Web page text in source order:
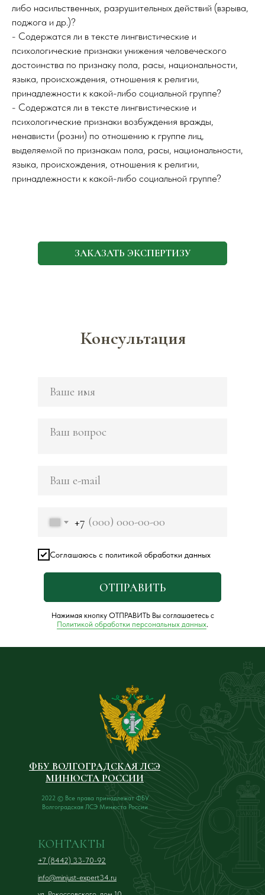
либо насильственных, разрушительных действий (взрыва,
поджога и др.)?
- Содержатся ли в тексте лингвистические и
психологические признаки унижения человеческого
достоинства по признаку пола, расы, национальности,
языка, происхождения, отношения к религии,
принадлежности к какой-либо социальной группе?
- Содержатся ли в тексте лингвистические и
психологические признаки возбуждения вражды,
ненависти (розни) по отношению к группе лиц,
выделяемой по признакам пола, расы, национальности,
языка, происхождения, отношения к религии,
принадлежности к какой-либо социальной группе?
ЗАКАЗАТЬ ЭКСПЕРТИЗУ
Консультация
+7
Соглашаюсь с политикой обработки данных
ОТПРАВИТЬ
Нажимая кнопку ОТПРАВИТЬ Вы соглашаетесь с
Политикой обработки персональных данных.
ФБУ ВОЛГОГРАДСКАЯ ЛСЭ
МИНЮСТА РОССИИ
2022 © Все права принадлежат ФБУ
Волгоградская ЛСЭ Минюста России
info@minjust-expert34.ru
+7 (8442) 33-70-92
КОНТАКТЫ